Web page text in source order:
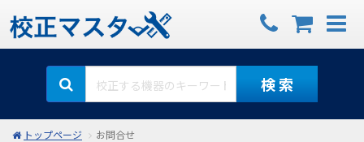
検 索
トップページ お問合せ